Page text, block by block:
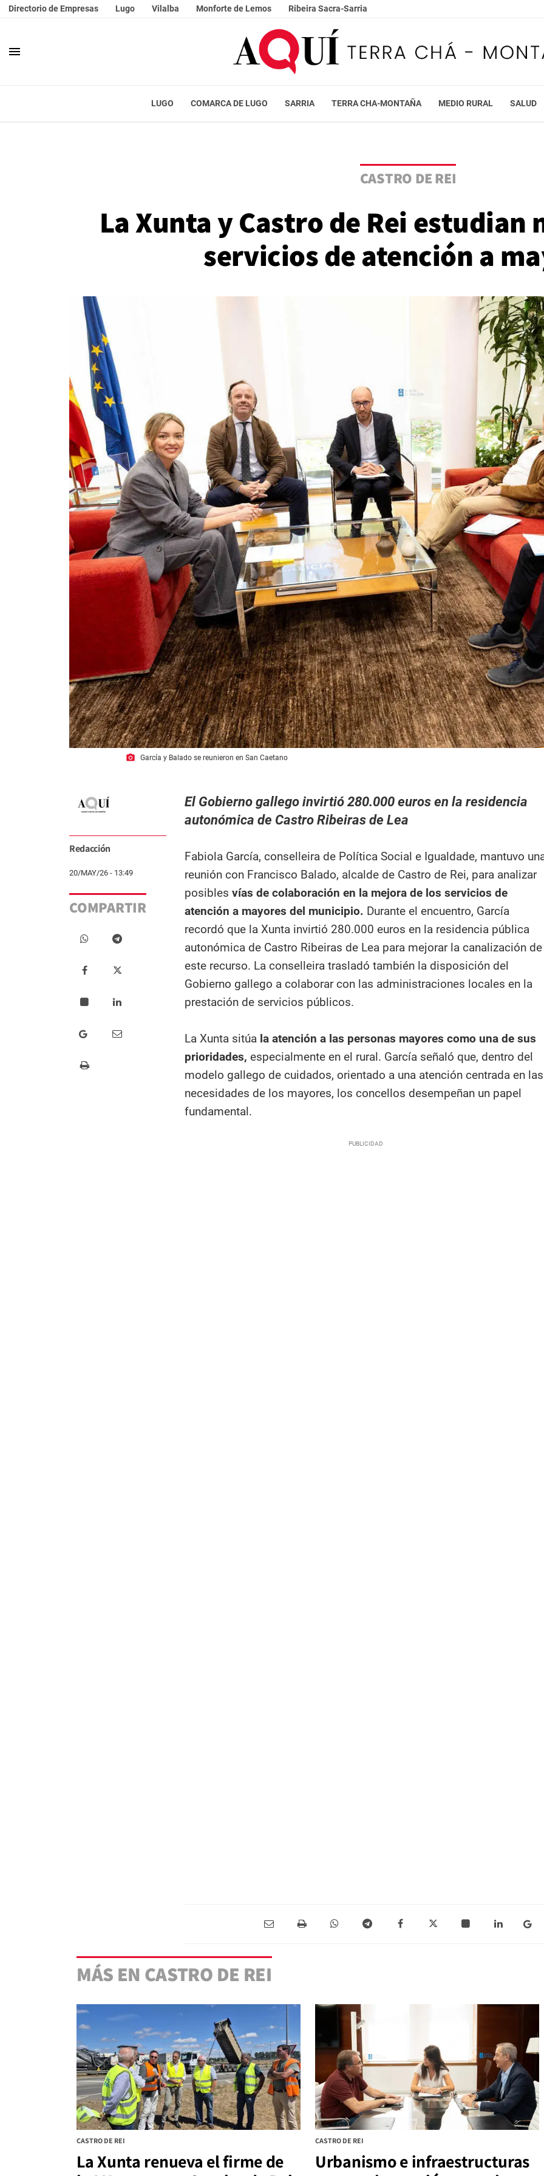
Directorio de Empresas Lugo Vilalba Monforte de Lemos Ribeira Sacra-Sarria
menu
LUGO COMARCA DE LUGO SARRIA TERRA CHA-MONTAÑA MEDIO RURAL SALUD
CASTRO DE REI
La Xunta y Castro de Rei estudian
servicios de atención a
photo_camera García y Balado se reunieron en San Caetano
Redacción
20/MAY/26 - 13:49
COMPARTIR
El Gobierno gallego invirtió 280.000 euros en la residencia
autonómica de Castro Ribeiras de Lea
Fabiola García, conselleira de Política Social e Igualdade, mantuvo
reunión con Francisco Balado, alcalde de Castro de Rei, para analizar
posibles vías de colaboración en la mejora de los servicios de
atención a mayores del municipio. Durante el encuentro, García
recordó que la Xunta invirtió 280.000 euros en la residencia pública
autonómica de Castro Ribeiras de Lea para mejorar la canalización de
este recurso. La conselleira trasladó también la disposición del
Gobierno gallego a colaborar con las administraciones locales en la
prestación de servicios públicos.
La Xunta sitúa la atención a las personas mayores como una de sus
prioridades, especialmente en el rural. García señaló que, dentro del
modelo gallego de cuidados, orientado a una atención centrada en las
necesidades de los mayores, los concellos desempeñan un papel
fundamental.
MÁS EN CASTRO DE REI
CASTRO DE REI
La Xunta renueva el firme de
CASTRO DE REI
Urbanismo e infraestructuras